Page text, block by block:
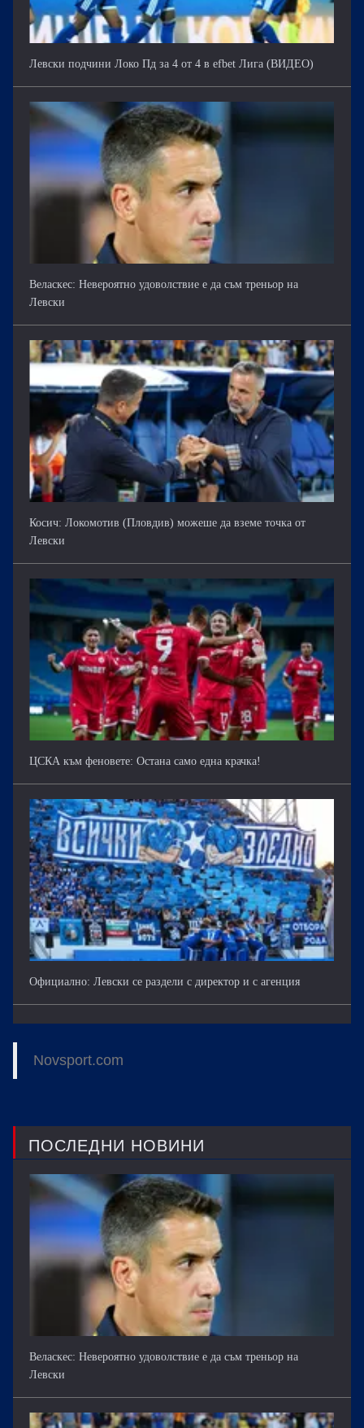
Левски подчини Локо Пд за 4 от 4 в efbet Лига (ВИДЕО)
Веласкес: Невероятно удоволствие е да съм треньор на
Левски
Косич: Локомотив (Пловдив) можеше да вземе точка от
Левски
ЦСКА към феновете: Остана само една крачка!
Официално: Левски се раздели с директор и с агенция
Novsport.com
ПОСЛЕДНИ НОВИНИ
Веласкес: Невероятно удоволствие е да съм треньор на
Левски